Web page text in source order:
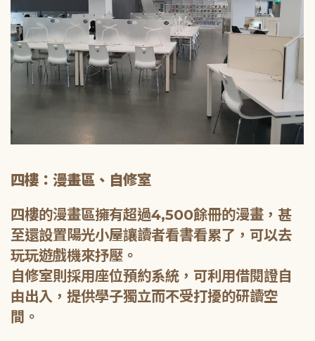
四樓：漫畫區、自修室
四樓的漫畫區擁有超過4,500餘冊的漫畫，甚
至還設置陽光小屋讓讀者看書看累了，可以去
玩玩遊戲機來抒壓。
自修室則採用座位預約系統，可利用借閱證自
由出入，提供學子獨立而不受打擾的研讀空
間。